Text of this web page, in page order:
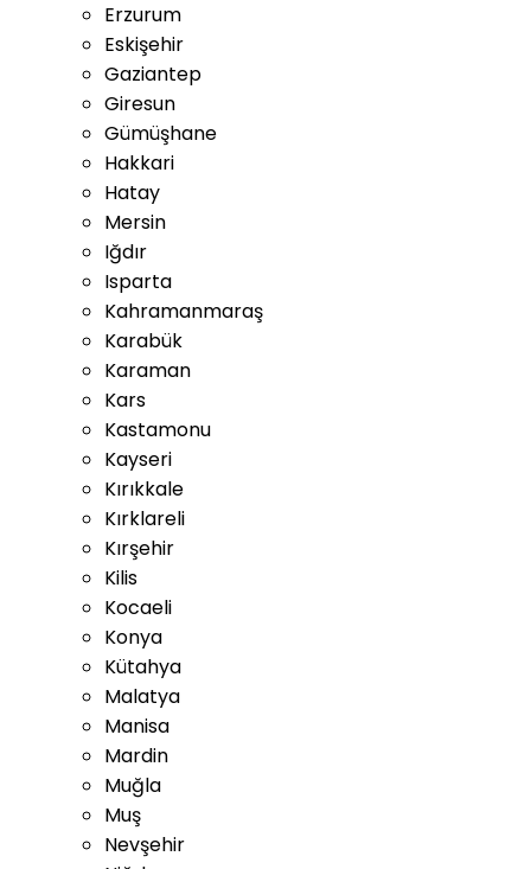
Erzurum
Eskişehir
Gaziantep
Giresun
Gümüşhane
Hakkari
Hatay
Mersin
Iğdır
Isparta
Kahramanmaraş
Karabük
Karaman
Kars
Kastamonu
Kayseri
Kırıkkale
Kırklareli
Kırşehir
Kilis
Kocaeli
Konya
Kütahya
Malatya
Manisa
Mardin
Muğla
Muş
Nevşehir